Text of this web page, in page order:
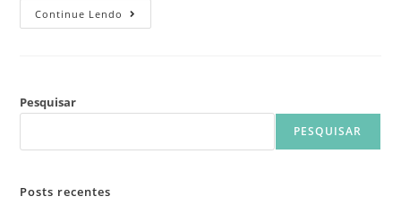
Continue Lendo
Pesquisar
PESQUISAR
Posts recentes